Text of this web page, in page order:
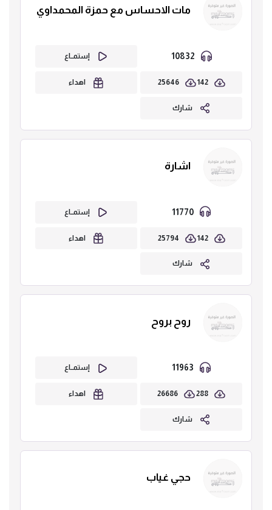
مات الاحساس مع حمزة المحمداوي
إستمــاع
142
25646 اهداء
شارك
اشارة
إستمــاع
142
25794 اهداء
شارك
روح بروح
إستمــاع
288
26686 اهداء
شارك
حجي غياب